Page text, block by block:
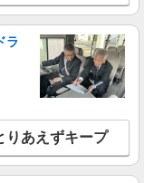
ラ
りあえずキープ